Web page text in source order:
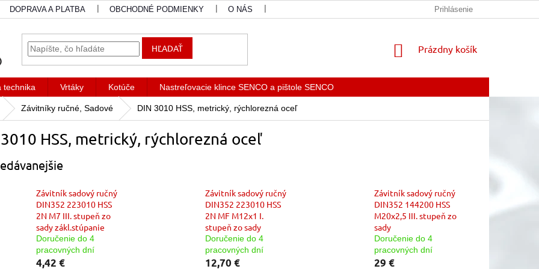
DOPRAVA A PLATBA OBCHODNÉ PODMIENKY O NÁS Prihlásenie
HĽADAŤ
NÁKUPNÝ
Prázdny košík
technika Vrtáky Kotúče Nastreľovacie klince SENCO a pištole SENCO
Závitníky ručné, Sadové DIN 3010 HSS, metrický, rýchlorezná oceľ
HSS, metrický, rýchlorezná oceľ
Závitník sadový ručný
DIN352 223010 HSS
2N M7 III. stupeň zo
sady zákl.stúpanie
Doručenie do 4
pracovných dní
4,42 €
Závitník sadový ručný
DIN352 223010 HSS
2N MF M12x1 I.
stupeň zo sady
Doručenie do 4
pracovných dní
12,70 €
Závitník sadový ručný
DIN352 144200 HSS
M20x2,5 III. stupeň zo
sady
Doručenie do 4
pracovných dní
29 €